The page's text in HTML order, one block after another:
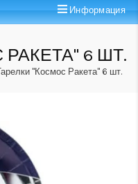
Информация
6 ШТ.
"Космос Ракета" 6 шт.